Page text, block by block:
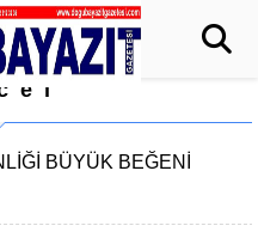
BÜYÜK BEĞENİ